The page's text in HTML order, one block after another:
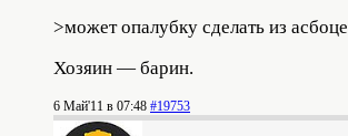
>может опалубку сделать из
Хозяин — барин.
6 Май'11 в 07:48 #19753